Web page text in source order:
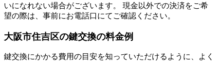
いになれない場合がございます。 現金以外での決済をご希
望の際は、事前にお電話口にてご確認ください。
大阪市住吉区の鍵交換の料金例
鍵交換にかかる費用の目安を知っていただけるように、よく